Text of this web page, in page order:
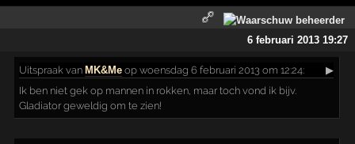
6 februari 2013 19:27
Uitspraak vanMK&Me op woensdag 6 februari 2013 om 12:24:
▶
Ik ben niet gek op mannen in rokken, maar toch vond ik bijv.
Gladiator geweldig om te zien!